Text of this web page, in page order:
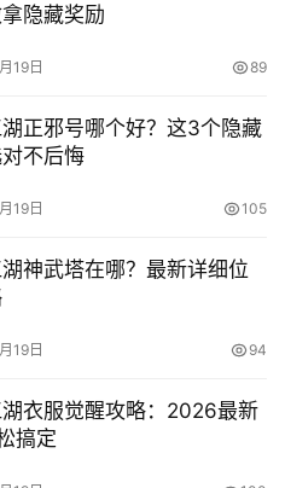
隐藏奖励
19日 89
正邪号哪个好？这3个隐藏
不后悔
19日 105
神武塔在哪？最新详细位
19日 94
衣服觉醒攻略：2026最新
搞定